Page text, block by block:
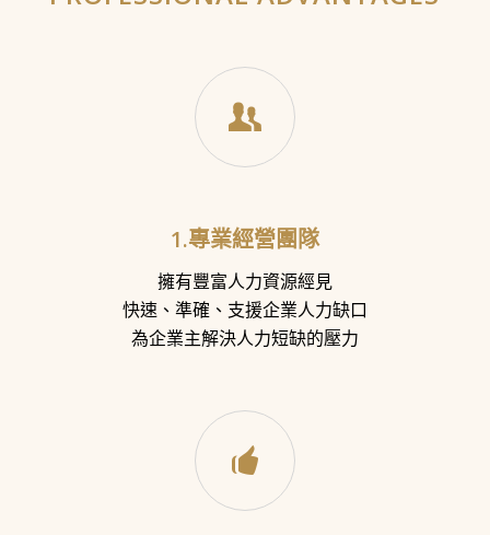
1.專業經營團隊
擁有豐富人力資源經見
快速、準確、支援企業人力缺口
為企業主解決人力短缺的壓力